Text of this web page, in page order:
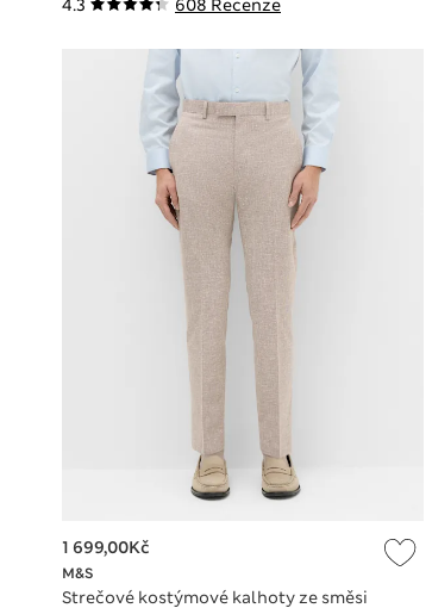
4.3 608 Recenze
M&S
Strečové kostýmové kalhoty ze směsi
1 699,00Kč